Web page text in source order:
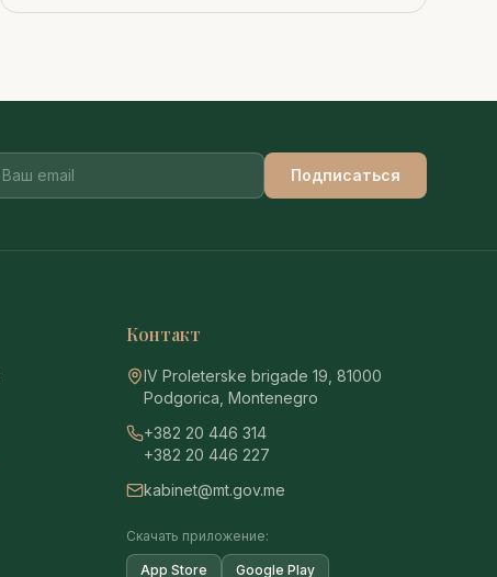
Подписаться
Контакт
IV Proleterske brigade 19, 81000
Podgorica, Montenegro
+382 20 446 314
+382 20 446 227
kabinet@mt.gov.me
Скачать приложение:
App Store Google Play